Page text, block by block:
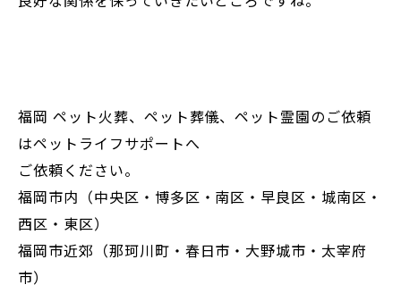
福岡 ペット火葬、ペット葬儀、ペット霊園のご依頼
はペットライフサポートへ
ご依頼ください。
福岡市内（中央区・博多区・南区・早良区・城南区・
西区・東区）
福岡市近郊（那珂川町・春日市・大野城市・太宰府
市）